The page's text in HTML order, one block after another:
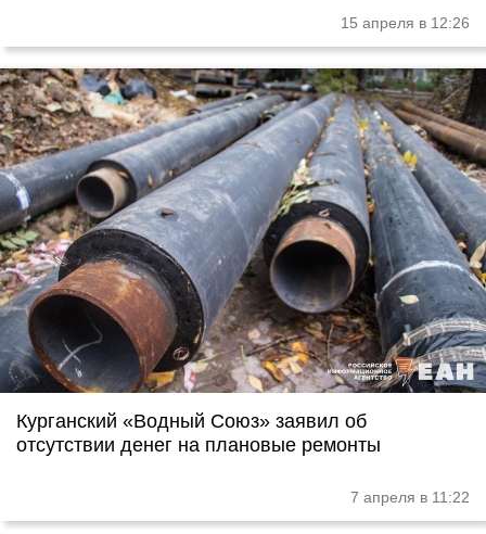
15 апреля в 12:26
Курганский «Водный Союз» заявил об
отсутствии денег на плановые ремонты
7 апреля в 11:22